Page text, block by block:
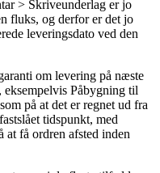
> Skriveunderlag er jo
fluks, og derfor er det jo
leveringsdato ved den
om levering på næste
eksempelvis Påbygning til
på at det er regnet ud fra
tidspunkt, med
at få ordren afsted inden